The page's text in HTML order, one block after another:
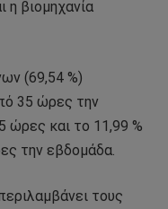
η βιομηχανία
(69,54 %)
35 ώρες την
ώρες και το 11,99 %
την εβδομάδα.
τους